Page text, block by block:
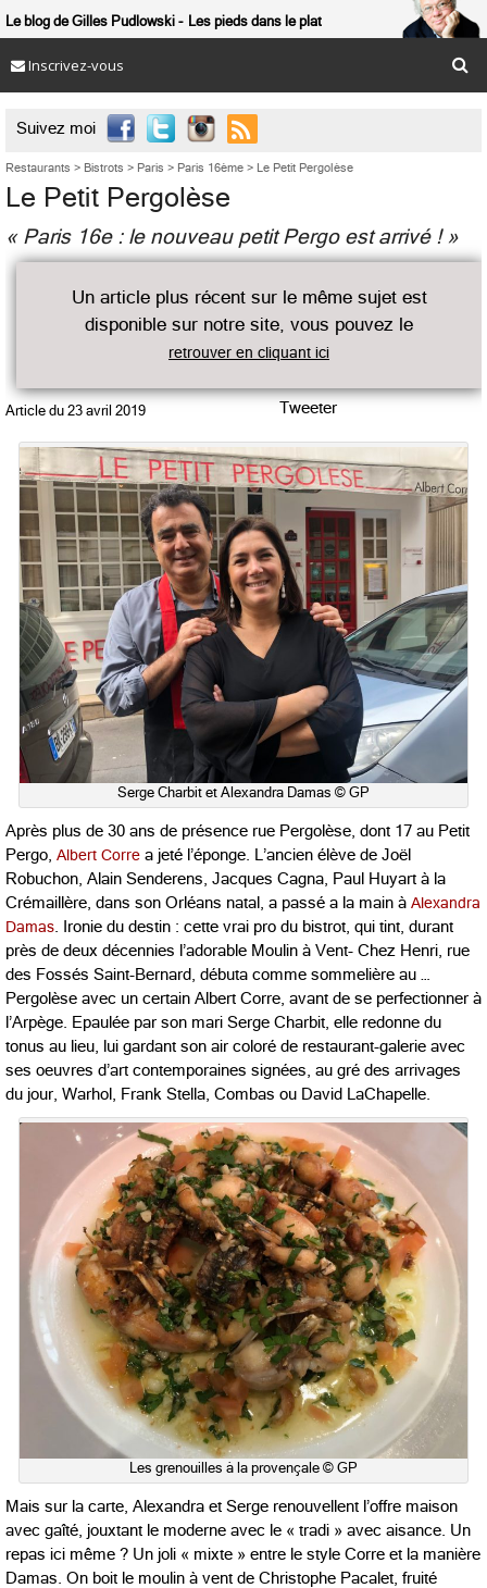
Le blog de Gilles Pudlowski Les pieds dans le plat
Inscrivez-vous
Suivez moi 
Restaurants > Bistrots > Paris > Paris 16ème > Le Petit Pergolèse
Le Petit Pergolèse
« Paris 16e : le nouveau petit Pergo est arrivé ! »
Un article plus récent sur le même sujet est
disponible sur notre site, vous pouvez le
retrouver en cliquant ici
Article du 23 avril 2019 Tweeter
Serge Charbit et Alexandra Damas © GP
Après plus de 30 ans de présence rue Pergolèse, dont 17 au Petit
Pergo, Albert Corre a jeté l’éponge. L’ancien élève de Joël
Robuchon, Alain Senderens, Jacques Cagna, Paul Huyart à la
Crémaillère, dans son Orléans natal, a passé a la main à Alexandra
Damas . Ironie du destin : cette vrai pro du bistrot, qui tint, durant
près de deux décennies l’adorable Moulin à Vent- Chez Henri, rue
des Fossés Saint-Bernard, débuta comme sommelière au …
Pergolèse avec un certain Albert Corre, avant de se perfectionner à
l’Arpège. Epaulée par son mari Serge Charbit, elle redonne du
tonus au lieu, lui gardant son air coloré de restaurant-galerie avec
ses oeuvres d’art contemporaines signées, au gré des arrivages
du jour, Warhol, Frank Stella, Combas ou David LaChapelle.
Les grenouilles à la provençale © GP
Mais sur la carte, Alexandra et Serge renouvellent l’offre maison
avec gaîté, jouxtant le moderne avec le « tradi » avec aisance. Un
repas ici même ? Un joli « mixte » entre le style Corre et la manière
Damas. On boit le moulin à vent de Christophe Pacalet, fruité